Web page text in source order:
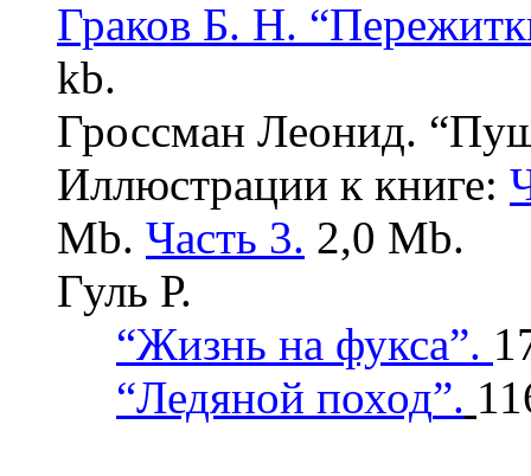
Граков Б. Н.
kb.
Гроссман Леонид.
Иллюстрации к книге:
Mb. Часть 3. 2,0 Mb.
Гуль Р.
“Жизнь на фукса”.
“Ледяной поход”.